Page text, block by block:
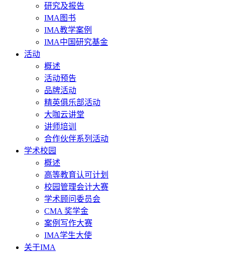
研究及报告
IMA图书
IMA教学案例
IMA中国研究基金
活动
概述
活动预告
品牌活动
精英俱乐部活动
大咖云讲堂
讲师培训
合作伙伴系列活动
学术校园
概述
高等教育认可计划
校园管理会计大赛
学术顾问委员会
CMA 奖学金
案例写作大赛
IMA学生大使
关于IMA